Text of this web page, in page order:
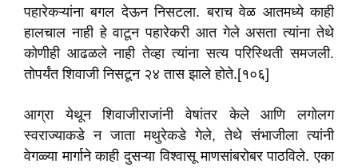
पहारेकऱ्यांना बगल देऊन निसटला. बराच वेळ आतमध्ये काही
हालचाल नाही हे वाटून पहारेकरी आत गेले असता त्यांना तेथे
कोणीही आढळले नाही तेव्हा त्यांना सत्य परिस्थिती समजली.
तोपर्यंत शिवाजी निसटून २४ तास झाले होते.[१०६]
आग्रा येथून शिवाजीराजांनी वेषांतर केले आणि लगोलग
स्वराज्याकडे न जाता मथुरेकडे गेले, तेथे संभाजीला त्यांनी
वेगळ्या मार्गाने काही दुसऱ्या विश्वासू माणसांबरोबर पाठविले. एका